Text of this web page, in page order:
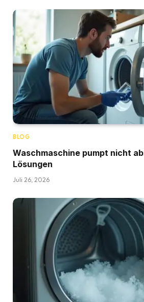
BLOG
Waschmaschine pumpt nicht
Lösungen
Juli 26, 2026